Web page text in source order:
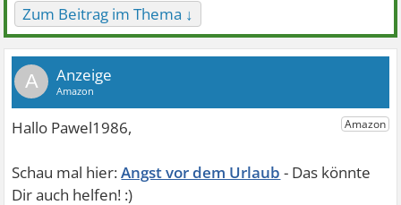
Zum Beitrag im Thema ↓
A
Angst vor dem Urlaub